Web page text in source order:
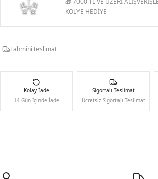
KOLYE HEDİYE
Tahmini teslimat
Kolay İade
14 Gün İçinde İade
Sigortalı Teslimat
Ücretsiz Sigortalı Teslimat